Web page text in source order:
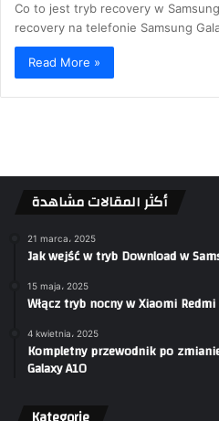
Co to jest tryb recovery w
recovery na telefonie Samsung
Read More »
أكثر المقالات مشاهدة
21 marca، 2025
Jak wejść w tryb Download w
15 maja، 2025
Włącz tryb nocny w Xiaomi
4 kwietnia، 2025
Kompletny przewodnik po
Galaxy A10